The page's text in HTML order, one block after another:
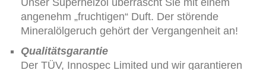
Unser Superheizöl überrascht Sie mit einem
angenehm „fruchtigen“ Duft. Der störende
Mineralölgeruch gehört der Vergangenheit an!
Qualitätsgarantie
Der TÜV, Innospec Limited und wir garantieren